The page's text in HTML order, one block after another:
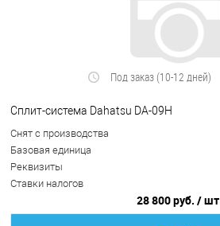
Под заказ (10-12 дней)
Сплит-система Dahatsu DA-09H
Снят с производства
Базовая единица
Реквизиты
Ставки налогов
28 800 руб. / шт